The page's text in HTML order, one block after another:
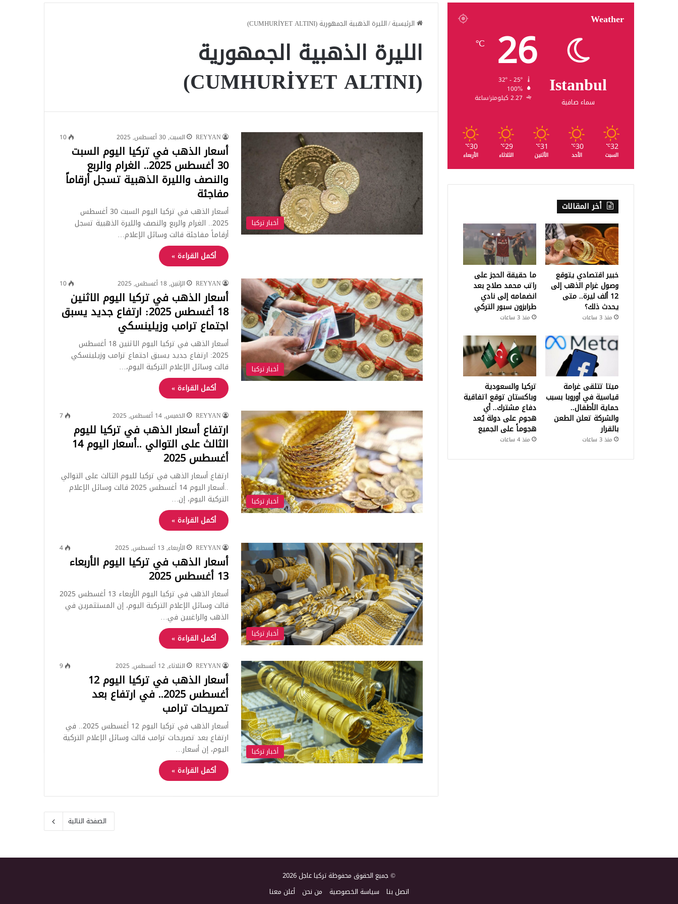
الرئيسية/الليرة الذهبية الجمهورية (CUMHURİYET ALTINI)
الليرة الذهبية الجمهورية
(CUMHURİYET ALTINI)
أخبار تركيا
REYYAN السبت, 30 أغسطس, 2025 10
أسعار الذهب في تركيا اليوم السبت
30 أغسطس 2025.. الغرام والربع
والنصف والليرة الذهبية تسجل أرقاماً
مفاجئة
أسعار الذهب في تركيا اليوم السبت 30 أغسطس
2025.. الغرام والربع والنصف والليرة الذهبية تسجل
أرقاماً مفاجئة قالت وسائل الإعلام…
أكمل القراءة »
أخبار تركيا
REYYAN الإثنين, 18 أغسطس, 2025 10
أسعار الذهب في تركيا اليوم الاثنين
18 أغسطس 2025: ارتفاع جديد يسبق
اجتماع ترامب وزيلينسكي
أسعار الذهب في تركيا اليوم الاثنين 18 أغسطس
2025: ارتفاع جديد يسبق اجتماع ترامب وزيلينسكي
قالت وسائل الإعلام التركية اليوم،…
أكمل القراءة »
أخبار تركيا
REYYAN الخميس, 14 أغسطس, 2025 7
ارتفاع أسعار الذهب في تركيا لليوم
الثالث على التوالي ..أسعار اليوم 14
أغسطس 2025
ارتفاع أسعار الذهب في تركيا لليوم الثالث على التوالي
..أسعار اليوم 14 أغسطس 2025 قالت وسائل الإعلام
التركية اليوم، إن…
أكمل القراءة »
أخبار تركيا
REYYAN الأربعاء, 13 أغسطس, 2025 4
أسعار الذهب في تركيا اليوم الأربعاء
13 أغسطس 2025
أسعار الذهب في تركيا اليوم الأربعاء 13 أغسطس 2025
قالت وسائل الإعلام التركية اليوم، إن المستثمرين في
الذهب والراغبين في…
أكمل القراءة »
أخبار تركيا
REYYAN الثلاثاء, 12 أغسطس, 2025 9
أسعار الذهب في تركيا اليوم 12
أغسطس 2025.. في ارتفاع بعد
تصريحات ترامب
أسعار الذهب في تركيا اليوم 12 أغسطس 2025.. في
ارتفاع بعد تصريحات ترامب قالت وسائل الإعلام التركية
اليوم، إن أسعار…
أكمل القراءة »
الصفحة التالية
Weather
Istanbul
سماء صافية
26
℃
100%
2.27 كيلومتر/ساعة
32
℃
السبت
30
℃
الأحد
31
℃
الأثنين
29
℃
الثلاثاء
30
℃
الأربعاء
أخر المقالات
خبير اقتصادي يتوقع
وصول غرام الذهب إلى
12 ألف ليرة.. متى
يحدث ذلك؟
منذ 3 ساعات
ما حقيقة الحجز على
راتب محمد صلاح بعد
انضمامه إلى نادي
طرابزون سبور التركي
منذ 3 ساعات
ميتا تتلقى غرامة
قياسية في أوروبا بسبب
حماية الأطفال..
والشركة تعلن الطعن
بالقرار
منذ 3 ساعات
تركيا والسعودية
وباكستان توقع اتفاقية
دفاع مشترك.. أي
هجوم على دولة يُعد
هجوماً على الجميع
منذ 4 ساعات
© جميع الحقوق محفوظة تركيا عاجل 2026
اتصل بنا سياسة الخصوصية من نحن أعلن معنا